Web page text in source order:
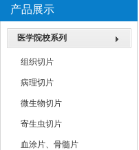
产品展示
医学院校系列
组织切片
病理切片
微生物切片
寄生虫切片
血涂片、骨髓片